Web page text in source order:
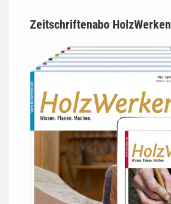
Zeitschriftenabo HolzWerken